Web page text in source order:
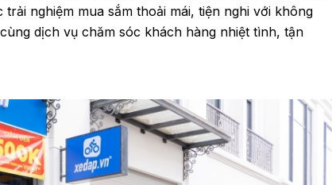
nghiệm mua sắm thoải mái, tiện nghi với không
dịch vụ chăm sóc khách hàng nhiệt tình, tận